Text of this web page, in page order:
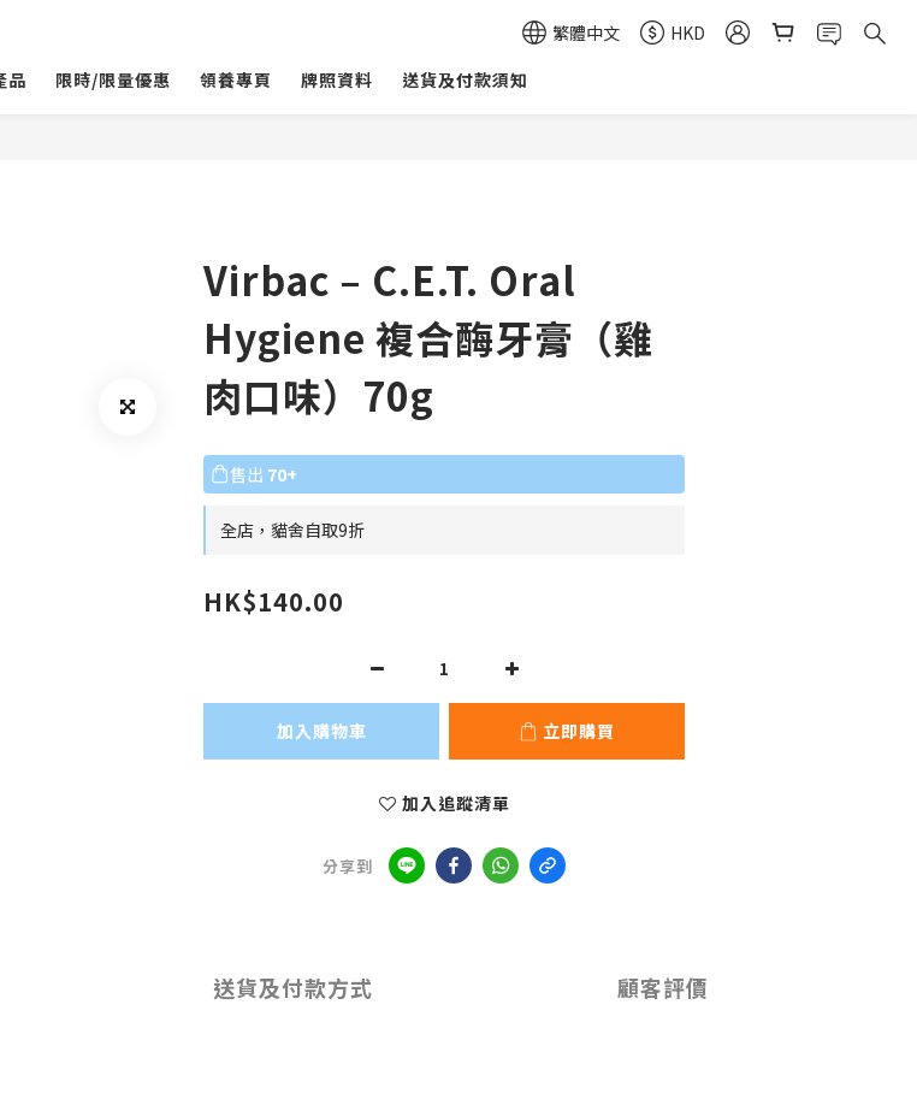
繁體中文
HKD
品 限時/限量優惠 領養專頁 牌照資料 送貨及付款須知
Virbac – C.E.T. Oral
Hygiene 複合酶牙膏（雞
肉口味）70g
售出 70+
全店，貓舍自取9折
HK$140.00
加入購物車 立即購買
加入追蹤清單
分享到
送貨及付款方式 顧客評價